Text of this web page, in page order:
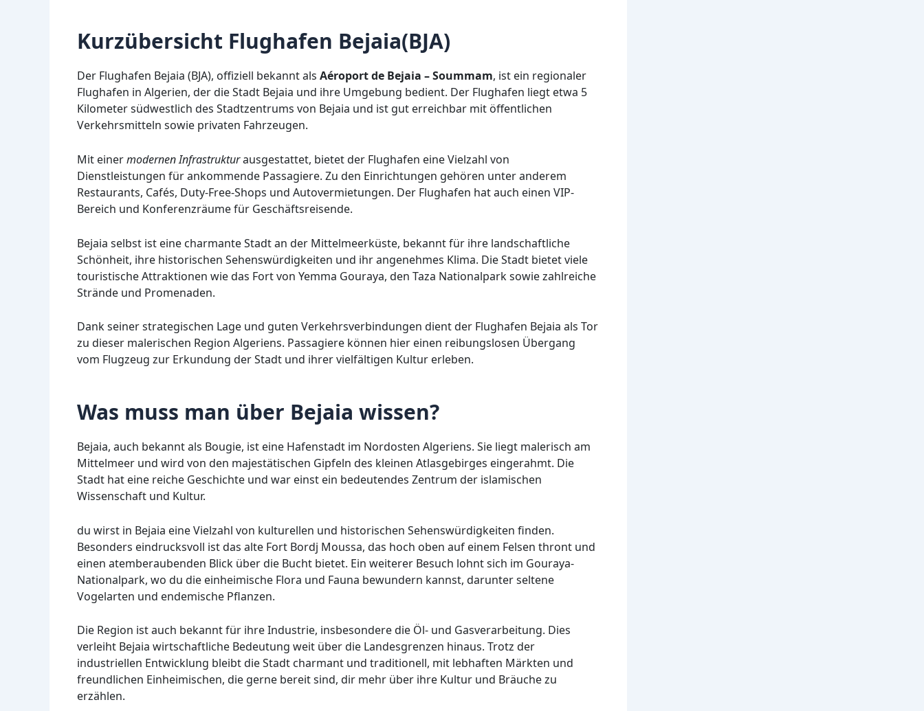
Kurzübersicht Flughafen Bejaia(BJA)
Der Flughafen Bejaia (BJA), offiziell bekannt als Aéroport de Bejaia – Soummam, ist ein regionaler
Flughafen in Algerien, der die Stadt Bejaia und ihre Umgebung bedient. Der Flughafen liegt etwa 5
Kilometer südwestlich des Stadtzentrums von Bejaia und ist gut erreichbar mit öffentlichen
Verkehrsmitteln sowie privaten Fahrzeugen.
Mit einermodernen Infrastrukturausgestattet, bietet der Flughafen eine Vielzahl von
Dienstleistungen für ankommende Passagiere. Zu den Einrichtungen gehören unter anderem
Restaurants, Cafés, Duty-Free-Shops und Autovermietungen. Der Flughafen hat auch einen VIP-
Bereich und Konferenzräume für Geschäftsreisende.
Bejaia selbst ist eine charmante Stadt an der Mittelmeerküste, bekannt für ihre landschaftliche
Schönheit, ihre historischen Sehenswürdigkeiten und ihr angenehmes Klima. Die Stadt bietet viele
touristische Attraktionen wie das Fort von Yemma Gouraya, den Taza Nationalpark sowie zahlreiche
Strände und Promenaden.
Dank seiner strategischen Lage und guten Verkehrsverbindungen dient der Flughafen Bejaia als Tor
zu dieser malerischen Region Algeriens. Passagiere können hier einen reibungslosen Übergang
vom Flugzeug zur Erkundung der Stadt und ihrer vielfältigen Kultur erleben.
Was muss man über Bejaia wissen?
Bejaia, auch bekannt als Bougie, ist eine Hafenstadt im Nordosten Algeriens. Sie liegt malerisch am
Mittelmeer und wird von den majestätischen Gipfeln des kleinen Atlasgebirges eingerahmt. Die
Stadt hat eine reiche Geschichte und war einst ein bedeutendes Zentrum der islamischen
Wissenschaft und Kultur.
du wirst in Bejaia eine Vielzahl von kulturellen und historischen Sehenswürdigkeiten finden.
Besonders eindrucksvoll ist das alte Fort Bordj Moussa, das hoch oben auf einem Felsen thront und
einen atemberaubenden Blick über die Bucht bietet. Ein weiterer Besuch lohnt sich im Gouraya-
Nationalpark, wo du die einheimische Flora und Fauna bewundern kannst, darunter seltene
Vogelarten und endemische Pflanzen.
Die Region ist auch bekannt für ihre Industrie, insbesondere die Öl- und Gasverarbeitung. Dies
verleiht Bejaia wirtschaftliche Bedeutung weit über die Landesgrenzen hinaus. Trotz der
industriellen Entwicklung bleibt die Stadt charmant und traditionell, mit lebhaften Märkten und
freundlichen Einheimischen, die gerne bereit sind, dir mehr über ihre Kultur und Bräuche zu
erzählen.